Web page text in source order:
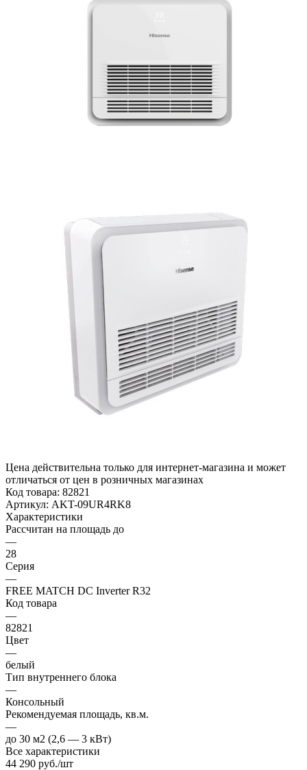
Цена действительна только для интернет-магазина и может
отличаться от цен в розничных магазинах
Код товара: 82821
Артикул: AKT-09UR4RK8
Характеристики
Рассчитан на площадь до
—
28
Серия
—
FREE MATCH DC Inverter R32
Код товара
—
82821
Цвет
—
белый
Тип внутреннего блока
—
Консольный
Рекомендуемая площадь, кв.м.
—
до 30 м2 (2,6 — 3 кВт)
Все характеристики
44 290 руб./шт